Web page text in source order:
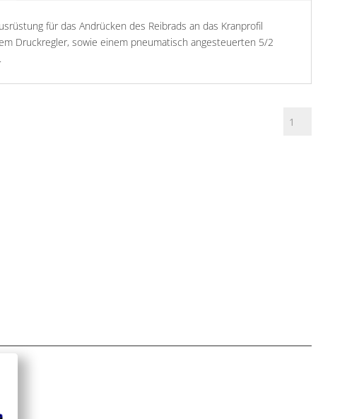
für das Andrücken des Reibrads an das Kranprofil
Druckregler, sowie einem pneumatisch angesteuerten 5/2